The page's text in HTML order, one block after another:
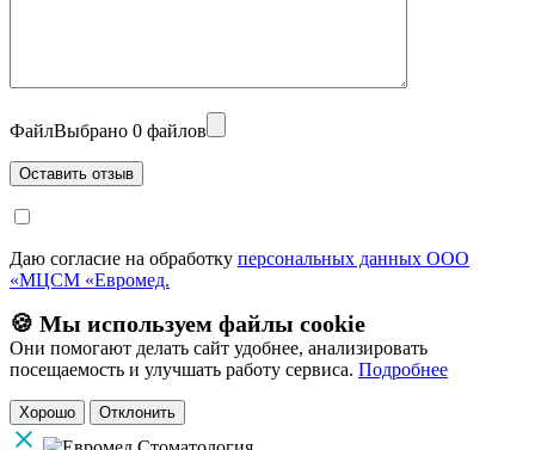
ФайлВыбрано 0 файлов
Даю согласие на обработку персональных данных ООО
«МЦСМ «Евромед.
🍪 Мы используем файлы cookie
Они помогают делать сайт удобнее, анализировать
посещаемость и улучшать работу сервиса. Подробнее
Хорошо Отклонить